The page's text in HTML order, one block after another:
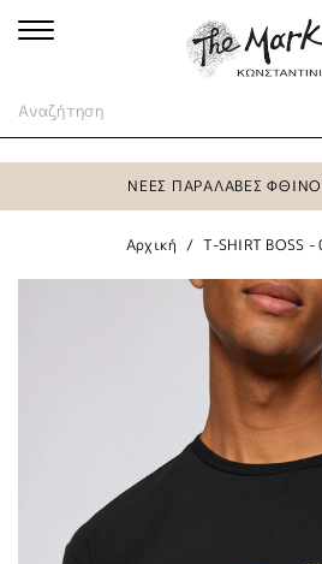
ΝΕΕΣ ΠΑΡΑΛΑΒΕΣ
Αρχική T-SHIRT BOSS